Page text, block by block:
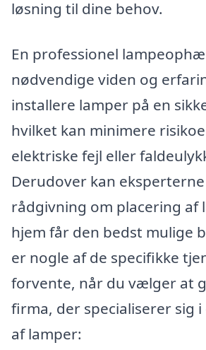
løsning til dine behov.
En professionel
nødvendige viden og
installere lamper på en
hvilket kan minimere
elektriske fejl eller
Derudover kan
rådgivning om placering af
hjem får den bedst mulige
er nogle af de specifikke
forvente, når du vælger at
firma, der specialiserer sig
af lamper: